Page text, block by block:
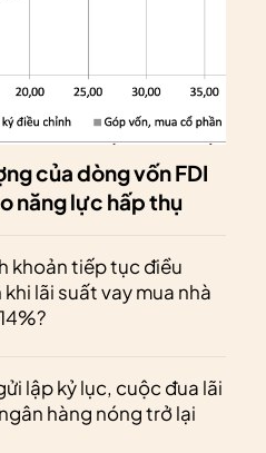
của dòng vốn FDI
năng lực hấp thụ
khoản tiếp tục điều
khi lãi suất vay mua nhà
lập kỷ lục, cuộc đua lãi
hàng nóng trở lại